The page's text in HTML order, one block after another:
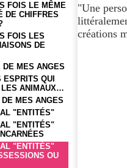
FOIS LE MÊME
DE CHIFFRES
FOIS LES
DE
DE MES ANGES
ESPRITS QUI
LES ANIMAUX…
MES ANGES
"ENTITÉS"
"ENTITÉS"
"ENTITÉS"
OU
"Une
créations